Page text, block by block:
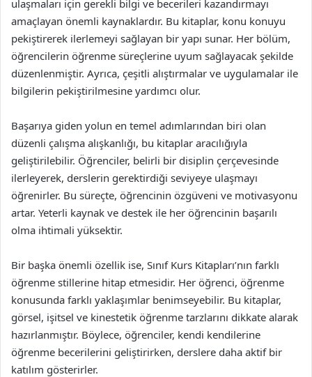
ulaşmaları için gerekli bilgi ve becerileri kazandırmayı
amaçlayan önemli kaynaklardır. Bu kitaplar, konu konuyu
pekiştirerek ilerlemeyi sağlayan bir yapı sunar. Her bölüm,
öğrencilerin öğrenme süreçlerine uyum sağlayacak şekilde
düzenlenmiştir. Ayrıca, çeşitli alıştırmalar ve uygulamalar ile
bilgilerin pekiştirilmesine yardımcı olur.
Başarıya giden yolun en temel adımlarından biri olan
düzenli çalışma alışkanlığı, bu kitaplar aracılığıyla
geliştirilebilir. Öğrenciler, belirli bir disiplin çerçevesinde
ilerleyerek, derslerin gerektirdiği seviyeye ulaşmayı
öğrenirler. Bu süreçte, öğrencinin özgüveni ve motivasyonu
artar. Yeterli kaynak ve destek ile her öğrencinin başarılı
olma ihtimali yüksektir.
Bir başka önemli özellik ise, Sınıf Kurs Kitapları’nın farklı
öğrenme stillerine hitap etmesidir. Her öğrenci, öğrenme
konusunda farklı yaklaşımlar benimseyebilir. Bu kitaplar,
görsel, işitsel ve kinestetik öğrenme tarzlarını dikkate alarak
hazırlanmıştır. Böylece, öğrenciler, kendi kendilerine
öğrenme becerilerini geliştirirken, derslere daha aktif bir
katılım gösterirler.